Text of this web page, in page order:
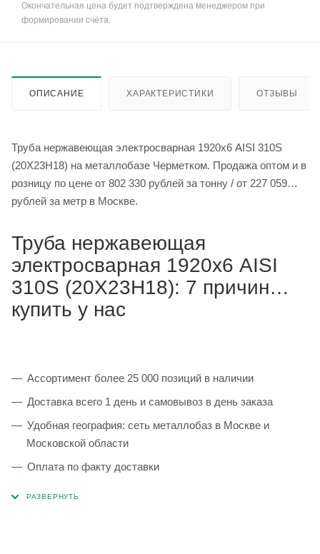
Окончательная цена будет подтверждена менеджером при
формировании счёта.
ОПИСАНИЕ ХАРАКТЕРИСТИКИ ОТЗЫВЫ
Труба нержавеющая электросварная 1920х6 AISI 310S
(20Х23Н18) на металлобазе Черметком. Продажа оптом и в
розницу по цене от 802 330 рублей за тонну / от 227 059
рублей за метр в Москве.
Труба нержавеющая
электросварная 1920х6 AISI
310S (20Х23Н18): 7 причин
купить у нас
Ассортимент более 25 000 позиций в наличии
Доставка всего 1 день и самовывоз в день заказа
Удобная география: сеть металлобаз в Москве и
Московской области
Оплата по факту доставки